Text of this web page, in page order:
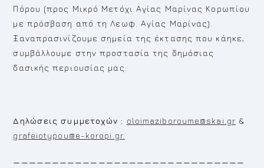
Πόρου (προς Μικρό Μετόχι Αγίας Μαρίνας Κορωπίου
με πρόσβαση από τη Λεωφ. Αγίας Μαρίνας).
Ξαναπρασινίζουμε σημεία της έκτασης που κάηκε,
συμβάλλουμε στην προστασία της δημόσιας
δασικής περιουσίας μας.
Δηλώσεις συμμετοχών : oloimaziboroume@skai.gr &
grafeiotypou@e-koropi.gr.
——————————————————————————————